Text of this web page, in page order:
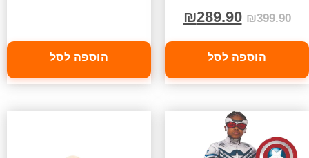
₪399.90
₪289.90
הוספה לסל הוספה לסל